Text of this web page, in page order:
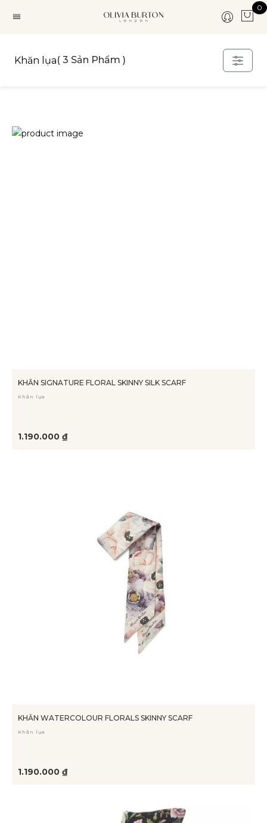
0
Khăn lụa( 3 Sản Phẩm )
KHĂN SIGNATURE FLORAL SKINNY SILK SCARF
Khăn lụa
1.190.000 ₫
KHĂN WATERCOLOUR FLORALS SKINNY SCARF
Khăn lụa
1.190.000 ₫